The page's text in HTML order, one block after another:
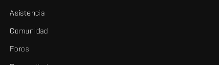
Asistencia
Comunidad
Foros